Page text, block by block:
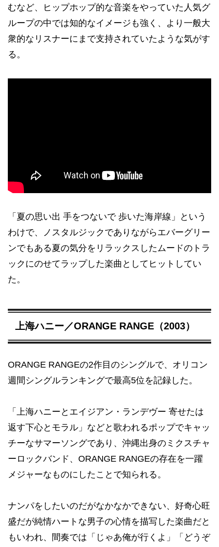
むなど、ヒップホップ的な音楽をやっていた人気グ
ループの中では知的なイメージも強く、より一般大
衆的なリスナーにまで支持されていたような気がす
る。
「夏の思い出 手をつないで 歩いた海岸線」という
わけで、ノスタルジックでありながらエバーグリー
ンでもある夏の気分をリラックスしたムードのトラ
ックにのせてラップした楽曲としてヒットしてい
た。
上海ハニー／ORANGE RANGE（2003）
ORANGE RANGEの2作目のシングルで、オリコン
週間シングルランキングで最高5位を記録した。
「上海ハニーとエイジアン・ランデヴー 寄せたは
返す下心とモラル」などと歌われるポップでキャッ
チーなサマーソングであり、沖縄出身のミクスチャ
ーロックバンド、ORANGE RANGEの存在を一躍
メジャーなものにしたことで知られる。
ナンパをしたいのだがなかなかできない、好奇心旺
盛だが純情ハートな男子の心情を描写した楽曲だと
もいわれ、間奏では「じゃあ俺が行くよ」「どうぞ